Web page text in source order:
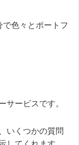
色々とポートフ
サービスです。
いくつかの質問